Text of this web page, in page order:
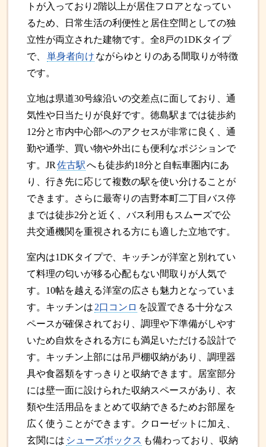
トが入っており2階以上が居住フロアとなってい
るため、日常生活の利便性と居住空間としての独
立性が両立された建物です。全8戸の1DKタイプ
で、
単身者向け ながらゆとりのある間取りが特徴
です。
立地は県道30号線沿いの交差点に面しており、通
気性や日当たりが良好です。徳島駅までは徒歩約
12分と市内中心部へのアクセスが非常に良く、通
勤や通学、買い物や外出にも便利なポジションで
す。JR 佐古駅へも徒歩約18分と自転車圏内にあ
り、行き先に応じて複数の駅を使い分けることが
できます。さらに最寄りの吉野本町二丁目バス停
までは徒歩2分と近く、バス利用もスムーズで公
共交通機関を重視される方にも適した立地です。
室内は1DKタイプで、キッチンが洋室と別れてい
て料理の匂いが移る心配もない間取りが人気で
す。10帖を越える洋室の広さも魅力となっていま
す。キッチンは 2口コンロ を設置できる十分なス
ペースが確保されており、調理や下準備がしやす
いため自炊をされる方にも満足いただける設計で
す。キッチン上部には吊戸棚収納があり、調理器
具や食器類をすっきりと収納できます。居室部分
には壁一面に設けられた収納スペースがあり、衣
類や生活用品をまとめて収納できるためお部屋を
広く使うことができます。クローゼットに加え、
玄関には シューズボックス も備わっており、収納